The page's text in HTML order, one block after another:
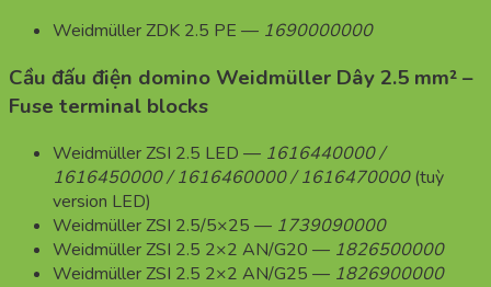
Weidmüller ZDK 2.5 PE — 1690000000
Cầu đấu điện domino Weidmüller Dây 2.5 mm² –
Fuse terminal blocks
Weidmüller ZSI 2.5 LED — 1616440000 /
1616450000 / 1616460000 / 1616470000(tuỳ
version LED)
Weidmüller ZSI 2.5/5×25 — 1739090000
Weidmüller ZSI 2.5 2×2 AN/G20 — 1826500000
Weidmüller ZSI 2.5 2×2 AN/G25 — 1826900000